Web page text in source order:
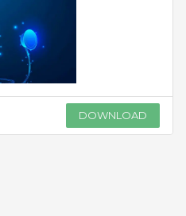
DOWNLOAD